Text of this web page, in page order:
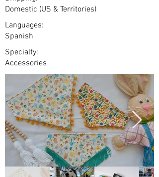
Domestic (US & Territories)
Languages:
Spanish
Specialty:
Accessories